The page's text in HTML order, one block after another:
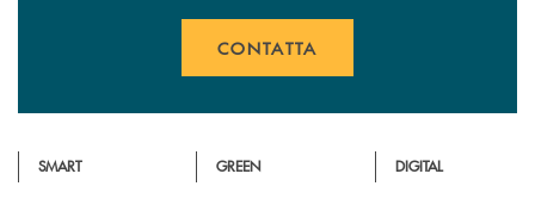
CONTATTA
SMART GREEN DIGITAL